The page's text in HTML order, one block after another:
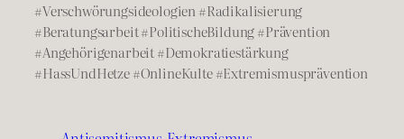
#Verschwörungsideologien #Radikalisierung
#Beratungsarbeit #PolitischeBildung #Prävention
#Angehörigenarbeit #Demokratiestärkung
#HassUndHetze #OnlineKulte #Extremismusprävention